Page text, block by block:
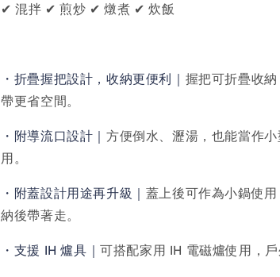
✔ 混拌 ✔ 煎炒 ✔ 燉煮 ✔ 炊飯
・折疊握把設計，收納更便利｜ 握把可折疊收
帶更省空間。
・附導流口設計｜ 方便倒水、瀝湯，也能當作
用。
・附蓋設計用途再升級｜ 蓋上後可作為小鍋使
納後帶著走。
・支援 IH 爐具｜可搭配家用 IH 電磁爐使用，戶